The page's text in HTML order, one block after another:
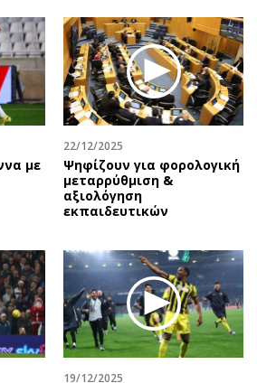
με
22/12/2025
Ψηφίζουν για φορολογική
μεταρρύθμιση &
αξιολόγηση
εκπαιδευτικών
19/12/2025